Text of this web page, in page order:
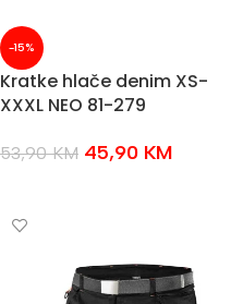
-15%
Kratke hlače denim XS-
XXXL NEO 81-279
53,90KM 45,90 KM